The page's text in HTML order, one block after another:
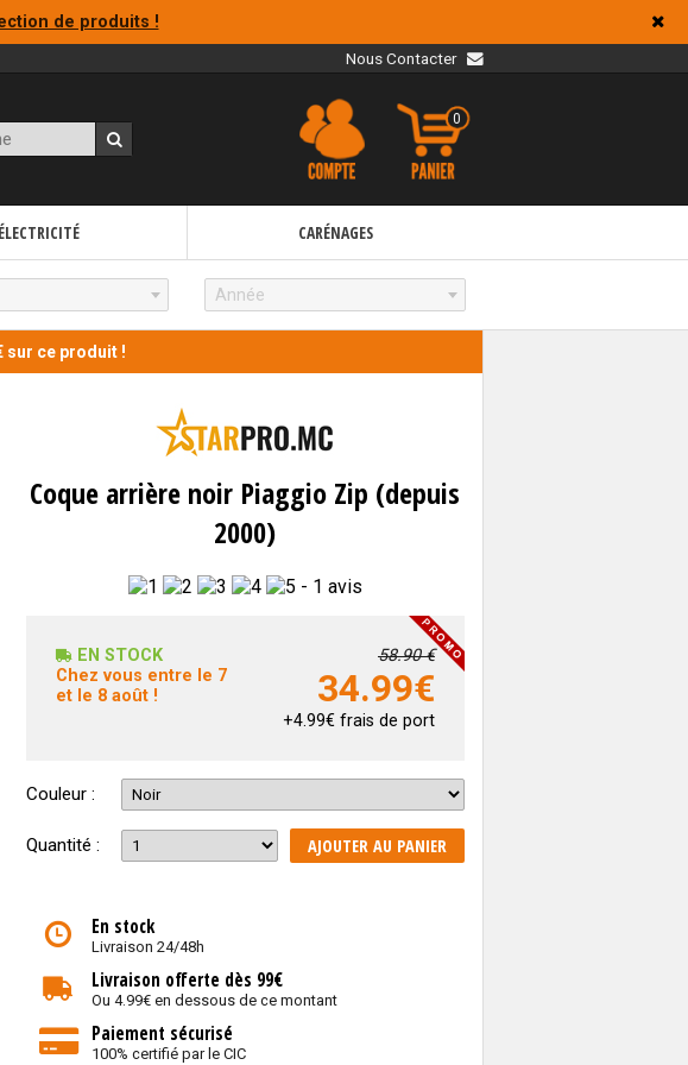
de produits !
Nous Contacter
0
ÉLECTRICITÉ CARÉNAGES
Année
sur ce produit !
Coque arrière noir Piaggio Zip (depuis
2000)
- 1 avis
EN STOCK
Chez vous entre le 7
et le 8 août !
58.90 €
34.99€
+4.99€ frais de port
Couleur :
Quantité : AJOUTER AU PANIER
En stock
Livraison 24/48h
Livraison offerte dès 99€
Ou 4.99€ en dessous de ce montant
Paiement sécurisé
100% certifié par le CIC